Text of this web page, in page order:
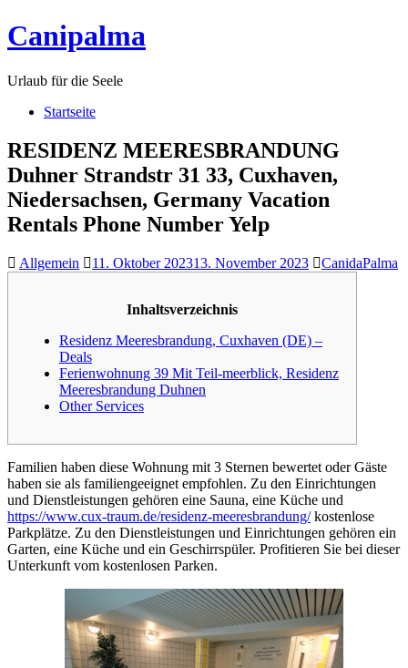
Skip
to
Canipalma
Urlaub für die Seele
Startseite
RESIDENZ MEERESBRANDUNG
Duhner Strandstr 31 33, Cuxhaven,
Niedersachsen, Germany Vacation
Rentals Phone Number Yelp
Allgemein 11. Oktober 202313. November 2023 CanidaPalma
Inhaltsverzeichnis
Residenz Meeresbrandung, Cuxhaven (DE) –
Deals
Ferienwohnung 39 Mit Teil-meerblick, Residenz
Meeresbrandung Duhnen
Other Services
Familien haben diese Wohnung mit 3 Sternen bewertet oder Gäste
haben sie als familiengeeignet empfohlen. Zu den Einrichtungen
und Dienstleistungen gehören eine Sauna, eine Küche und
https://www.cux-traum.de/residenz-meeresbrandung/kostenlose
Parkplätze. Zu den Dienstleistungen und Einrichtungen gehören ein
Garten, eine Küche und ein Geschirrspüler. Profitieren Sie bei dieser
Unterkunft vom kostenlosen Parken.